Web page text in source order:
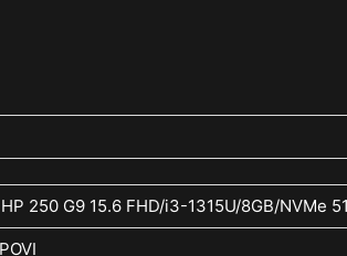
250 G9 15.6 FHD/i3-1315U/8GB/NVMe